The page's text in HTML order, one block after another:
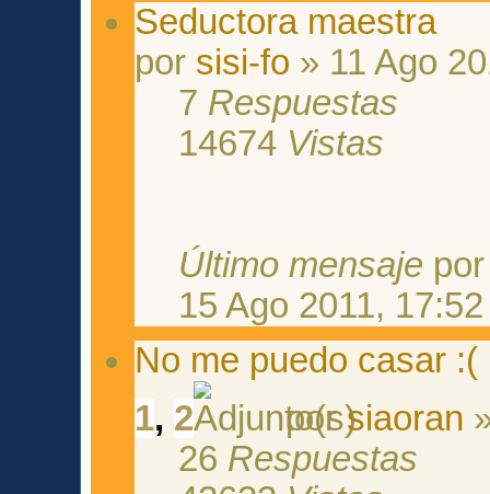
Seductora maestra
por sisi-fo » 11 Ago
7 Respuestas
14674 Vistas
Último mensaje
15 Ago 2011, 17:52
No me puedo casar :(
1, 2 porsiaoran
26 Respuestas